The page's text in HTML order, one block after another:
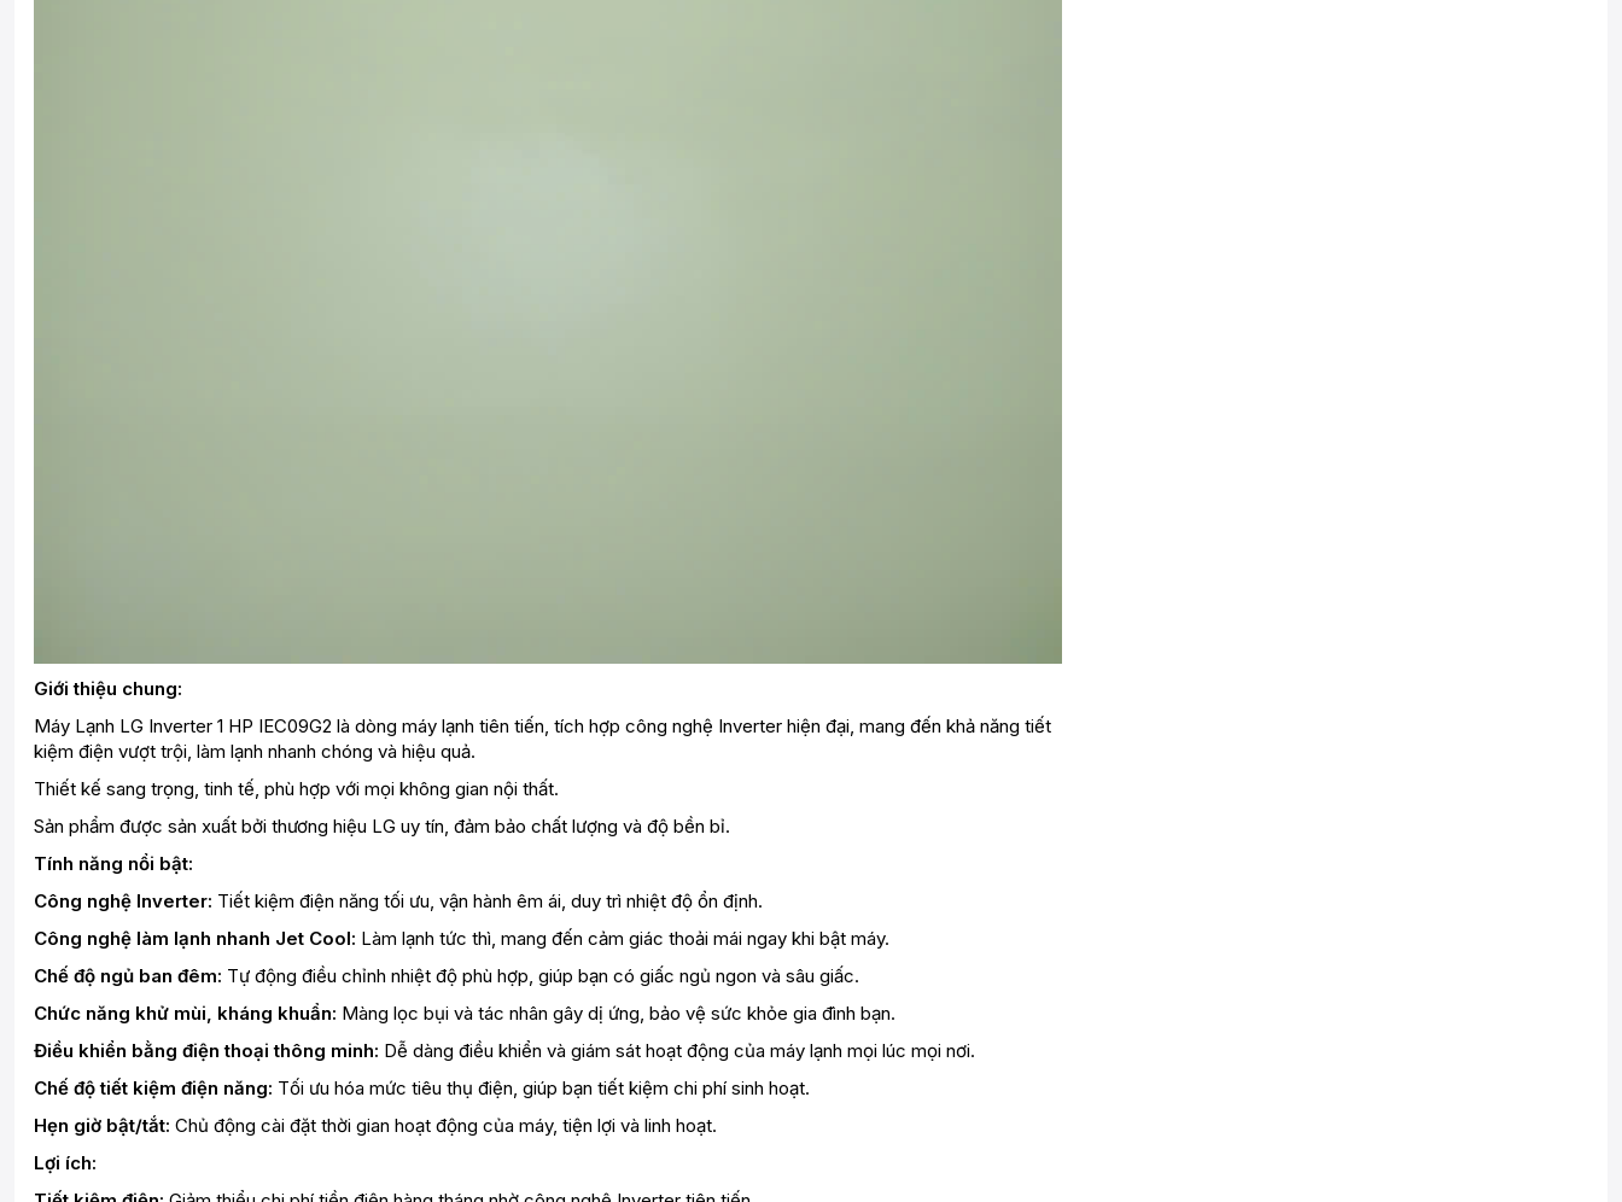
Giới thiệu chung:
Máy Lạnh LG Inverter 1 HP IEC09G2 là dòng máy lạnh tiên tiến, tích hợp công nghệ Inverter hiện đại, mang đến khả năng tiết
kiệm điện vượt trội, làm lạnh nhanh chóng và hiệu quả.
Thiết kế sang trọng, tinh tế, phù hợp với mọi không gian nội thất.
Sản phẩm được sản xuất bởi thương hiệu LG uy tín, đảm bảo chất lượng và độ bền bỉ.
Tính năng nổi bật:
Công nghệ Inverter: Tiết kiệm điện năng tối ưu, vận hành êm ái, duy trì nhiệt độ ổn định.
Công nghệ làm lạnh nhanh Jet Cool: Làm lạnh tức thì, mang đến cảm giác thoải mái ngay khi bật máy.
Chế độ ngủ ban đêm: Tự động điều chỉnh nhiệt độ phù hợp, giúp bạn có giấc ngủ ngon và sâu giấc.
Chức năng khử mùi, kháng khuẩn: Màng lọc bụi và tác nhân gây dị ứng, bảo vệ sức khỏe gia đình bạn.
Điều khiển bằng điện thoại thông minh: Dễ dàng điều khiển và giám sát hoạt động của máy lạnh mọi lúc mọi nơi.
Chế độ tiết kiệm điện năng: Tối ưu hóa mức tiêu thụ điện, giúp bạn tiết kiệm chi phí sinh hoạt.
Hẹn giờ bật/tắt: Chủ động cài đặt thời gian hoạt động của máy, tiện lợi và linh hoạt.
Lợi ích: